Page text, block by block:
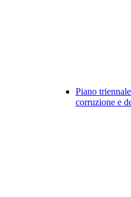
Piano
corruzione e